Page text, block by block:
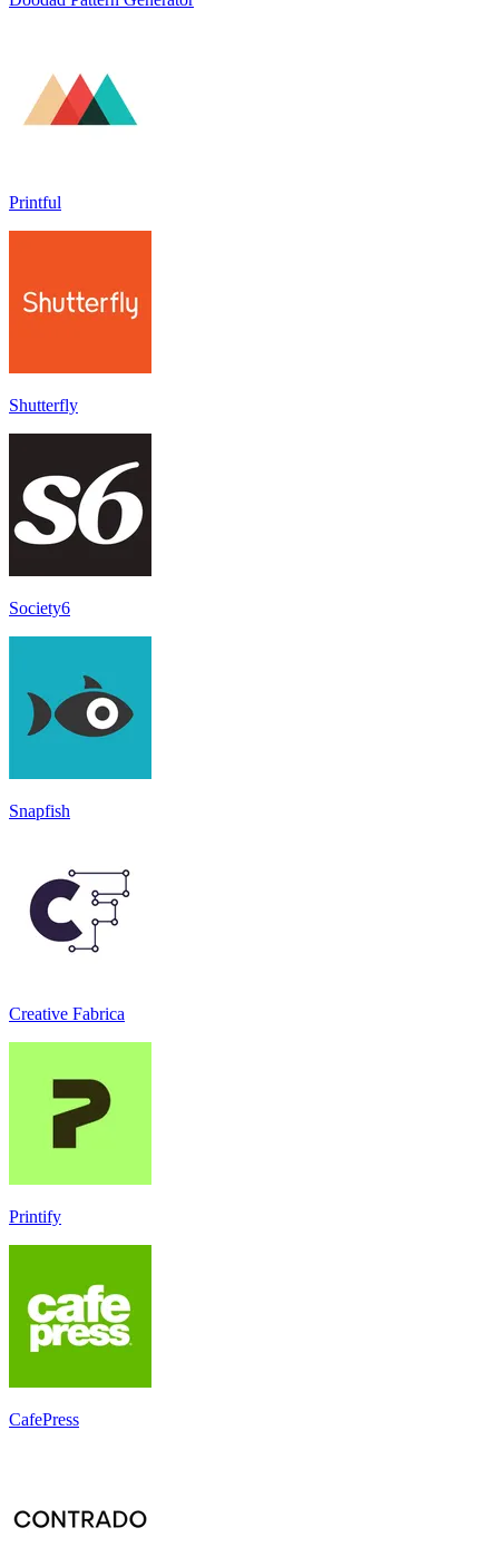
Printful
Shutterfly
Society6
Snapfish
Creative Fabrica
Printify
CafePress